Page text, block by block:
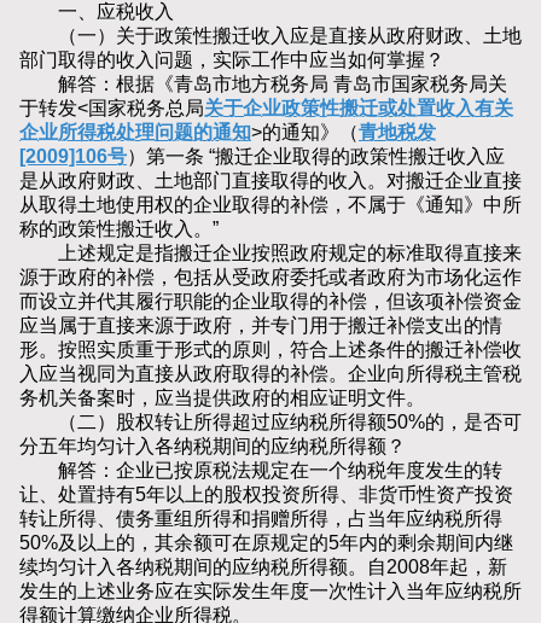
一、应税收入
（一）关于政策性搬迁收入应是直接从政府财政、土地
部门取得的收入问题，实际工作中应当如何掌握？
解答：根据《青岛市地方税务局 青岛市国家税务局关
于转发<国家税务总局关于企业政策性搬迁或处置收入有关
企业所得税处理问题的通知>的通知》（青地税发
[2009]106号）第一条 “搬迁企业取得的政策性搬迁收入应
是从政府财政、土地部门直接取得的收入。对搬迁企业直接
从取得土地使用权的企业取得的补偿，不属于《通知》中所
称的政策性搬迁收入。”
上述规定是指搬迁企业按照政府规定的标准取得直接来
源于政府的补偿，包括从受政府委托或者政府为市场化运作
而设立并代其履行职能的企业取得的补偿，但该项补偿资金
应当属于直接来源于政府，并专门用于搬迁补偿支出的情
形。按照实质重于形式的原则，符合上述条件的搬迁补偿收
入应当视同为直接从政府取得的补偿。企业向所得税主管税
务机关备案时，应当提供政府的相应证明文件。
（二）股权转让所得超过应纳税所得额50%的，是否可
分五年均匀计入各纳税期间的应纳税所得额？
解答：企业已按原税法规定在一个纳税年度发生的转
让、处置持有5年以上的股权投资所得、非货币性资产投资
转让所得、债务重组所得和捐赠所得，占当年应纳税所得
50%及以上的，其余额可在原规定的5年内的剩余期间内继
续均匀计入各纳税期间的应纳税所得额。自2008年起，新
发生的上述业务应在实际发生年度一次性计入当年应纳税所
得额计算缴纳企业所得税。